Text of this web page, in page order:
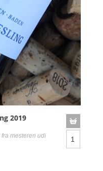
2019
mesteren udi